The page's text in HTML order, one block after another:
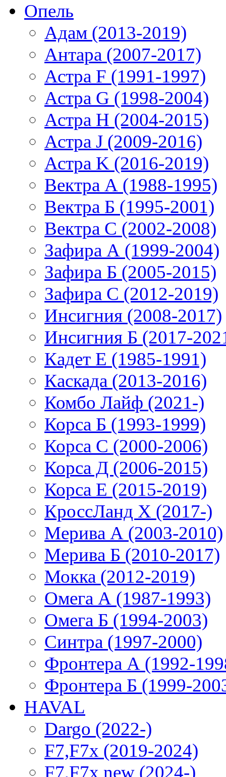
Опель
Адам (2013-2019)
Антара (2007-2017)
Астра F (1991-1997)
Астра G (1998-2004)
Астра H (2004-2015)
Астра J (2009-2016)
Астра K (2016-2019)
Вектра А (1988-1995)
Вектра Б (1995-2001)
Вектра С (2002-2008)
Зафира А (1999-2004)
Зафира Б (2005-2015)
Зафира С (2012-2019)
Инсигния (2008-2017)
Инсигния Б (2017-
Кадет Е (1985-1991)
Каскада (2013-2016)
Комбо Лайф (2021-)
Корса Б (1993-1999)
Корса С (2000-2006)
Корса Д (2006-2015)
Корса E (2015-2019)
КроссЛанд X (2017-)
Мерива А (2003-2010)
Мерива Б (2010-2017)
Мокка (2012-2019)
Омега А (1987-1993)
Омега Б (1994-2003)
Синтра (1997-2000)
Фронтера А (1992-
Фронтера Б (1999-
HAVAL
Dargo (2022-)
F7,F7x (2019-2024)
F7,F7x new (2024-)